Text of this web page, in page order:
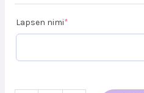
Lapsen nimi*(required)